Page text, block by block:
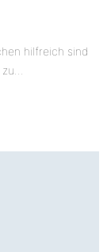
hilfreich sind